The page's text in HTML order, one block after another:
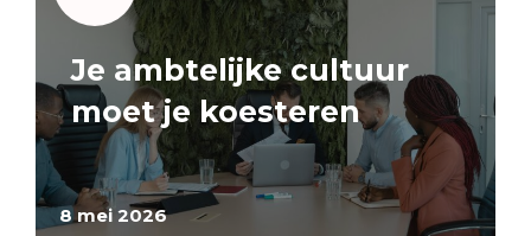
8 mei 2026
Je ambtelijke cultuur
moet je koesteren